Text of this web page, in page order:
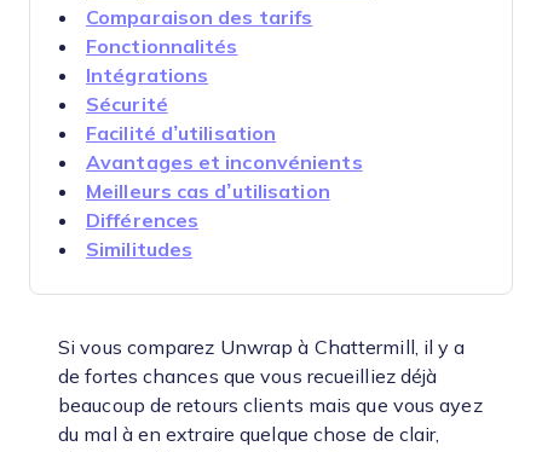
Comparaison des tarifs
Fonctionnalités
Intégrations
Sécurité
Facilité d’utilisation
Avantages et inconvénients
Meilleurs cas d’utilisation
Différences
Similitudes
Si vous comparez Unwrap à Chattermill, il y a
de fortes chances que vous recueilliez déjà
beaucoup de retours clients mais que vous ayez
du mal à en extraire quelque chose de clair,